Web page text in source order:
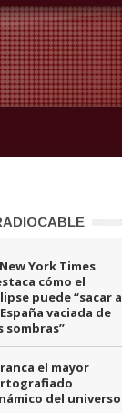
York Times
cómo el
puede “sacar a
vaciada de
sombras”
el mayor
del universo